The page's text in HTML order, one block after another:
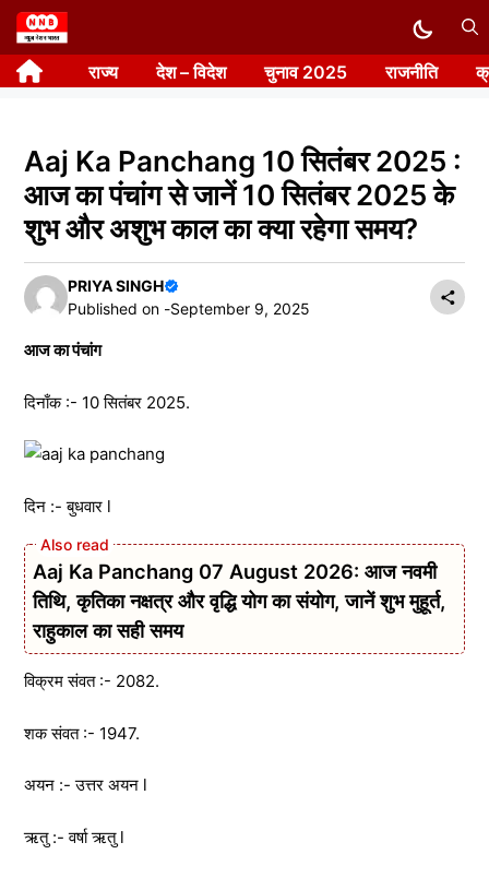
Skip
to
content राज्य देश – विदेश चुनाव 2025 राजनीति
Aaj Ka Panchang 10 सितंबर 2025 :
आज का पंचांग से जानें 10 सितंबर 2025 के
शुभ और अशुभ काल का क्या रहेगा समय?
PRIYA SINGH
Published on -September 9, 2025
आज का पंचांग
दिनाँक :- 10 सितंबर 2025.
दिन :- बुधवार l
Aaj Ka Panchang 07 August 2026: आज नवमी
तिथि, कृतिका नक्षत्र और वृद्धि योग का संयोग, जानें शुभ मुहूर्त,
राहुकाल का सही समय
विक्रम संवत :- 2082.
शक संवत :- 1947.
अयन :- उत्तर अयन l
ऋतु :- वर्षा ऋतु l